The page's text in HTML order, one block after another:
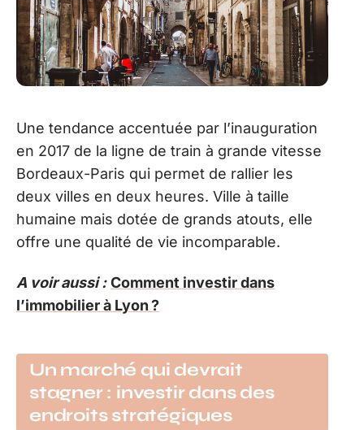
Une tendance accentuée par l’inauguration
en 2017 de la ligne de train à grande vitesse
Bordeaux-Paris qui permet de rallier les
deux villes en deux heures. Ville à taille
humaine mais dotée de grands atouts, elle
offre une qualité de vie incomparable.
A voir aussi : Comment investir dans
l’immobilier à Lyon ?
Un marché qui devrait
stagner : investir dans des
endroits stratégiques